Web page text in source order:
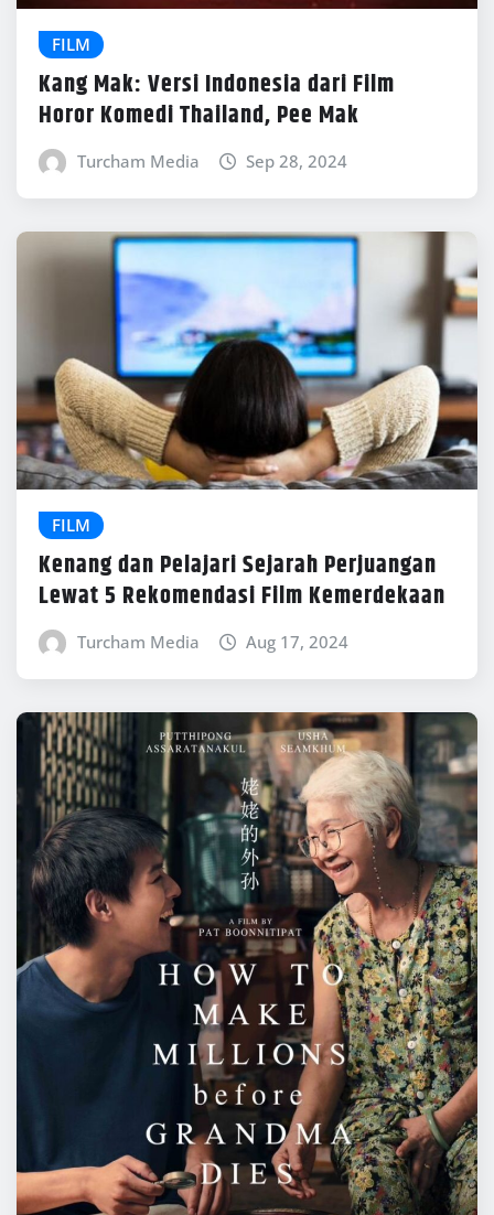
FILM
Kang Mak: Versi Indonesia dari Film
Horor Komedi Thailand, Pee Mak
Turcham Media Sep 28, 2024
FILM
Kenang dan Pelajari Sejarah Perjuangan
Lewat 5 Rekomendasi Film Kemerdekaan
Turcham Media Aug 17, 2024